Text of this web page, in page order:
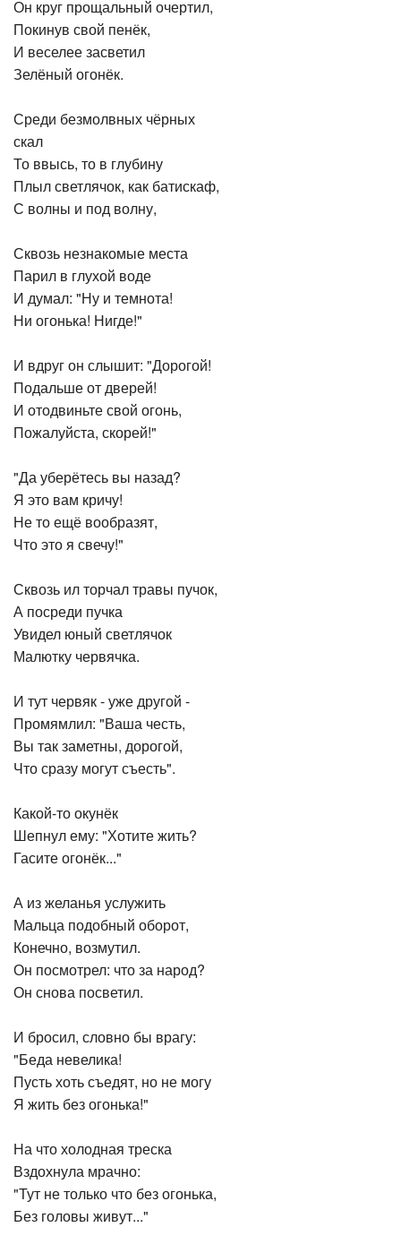
Он круг прощальный очертил,
Покинув свой пенёк,
И веселее засветил
Зелёный огонёк.
Среди безмолвных чёрных
скал
То ввысь, то в глубину
Плыл светлячок, как батискаф,
С волны и под волну,
Сквозь незнакомые места
Парил в глухой воде
И думал: "Ну и темнота!
Ни огонька! Нигде!"
И вдруг он слышит: "Дорогой!
Подальше от дверей!
И отодвиньте свой огонь,
Пожалуйста, скорей!"
"Да уберётесь вы назад?
Я это вам кричу!
Не то ещё вообразят,
Что это я свечу!"
Сквозь ил торчал травы пучок,
А посреди пучка
Увидел юный светлячок
Малютку червячка.
И тут червяк - уже другой -
Промямлил: "Ваша честь,
Вы так заметны, дорогой,
Что сразу могут съесть".
Какой-то окунёк
Шепнул ему: "Хотите жить?
Гасите огонёк..."
А из желанья услужить
Мальца подобный оборот,
Конечно, возмутил.
Он посмотрел: что за народ?
Он снова посветил.
И бросил, словно бы врагу:
"Беда невелика!
Пусть хоть съедят, но не могу
Я жить без огонька!"
На что холодная треска
Вздохнула мрачно:
"Тут не только что без огонька,
Без головы живут..."